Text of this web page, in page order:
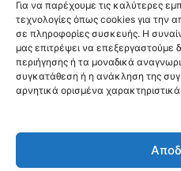
Για να παρέχουμε τις καλύτερες
τεχνολογίες όπως cookies για την
σε πληροφορίες συσκευής. Η
μας επιτρέψει να
περιήγησης ή τα μοναδικά
συγκατάθεση ή η ανάκληση της
αρνητικά ορισμένα χαρακτηριστικά
ΕΣΠΑ
@2026 3ype.gr